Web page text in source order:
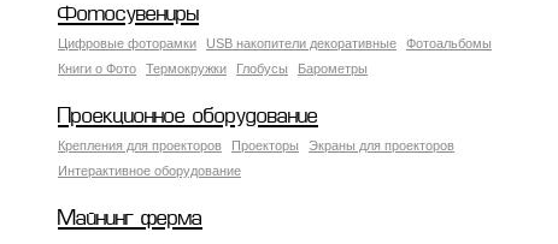
Фотосувениры
Цифровые фоторамки USB накопители декоративные
Фотоальбомы
Книги о Фото
Термокружки Глобусы Барометры
Проекционное оборудование
Крепления для проекторов Проекторы
Экраны для проекторов
Интерактивное оборудование
Майнинг ферма